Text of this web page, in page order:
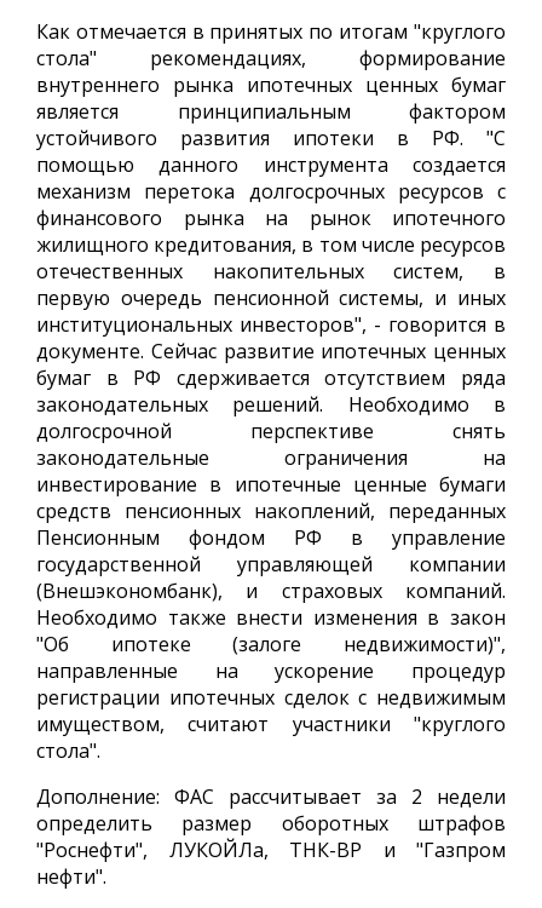
Как отмечается в принятых по итогам "круглого
стола" рекомендациях, формирование
внутреннего рынка ипотечных ценных бумаг
является принципиальным фактором
устойчивого развития ипотеки в РФ. "С
помощью данного инструмента создается
механизм перетока долгосрочных ресурсов с
финансового рынка на рынок ипотечного
жилищного кредитования, в том числе ресурсов
отечественных накопительных систем, в
первую очередь пенсионной системы, и иных
институциональных инвесторов", - говорится в
документе. Сейчас развитие ипотечных ценных
бумаг в РФ сдерживается отсутствием ряда
законодательных решений. Необходимо в
долгосрочной перспективе снять
законодательные ограничения на
инвестирование в ипотечные ценные бумаги
средств пенсионных накоплений, переданных
Пенсионным фондом РФ в управление
государственной управляющей компании
(Внешэкономбанк), и страховых компаний.
Необходимо также внести изменения в закон
"Об ипотеке (залоге недвижимости)",
направленные на ускорение процедур
регистрации ипотечных сделок с недвижимым
имуществом, считают участники "круглого
стола".
Дополнение: ФАС рассчитывает за 2 недели
определить размер оборотных штрафов
"Роснефти", ЛУКОЙЛа, ТНК-BP и "Газпром
нефти".